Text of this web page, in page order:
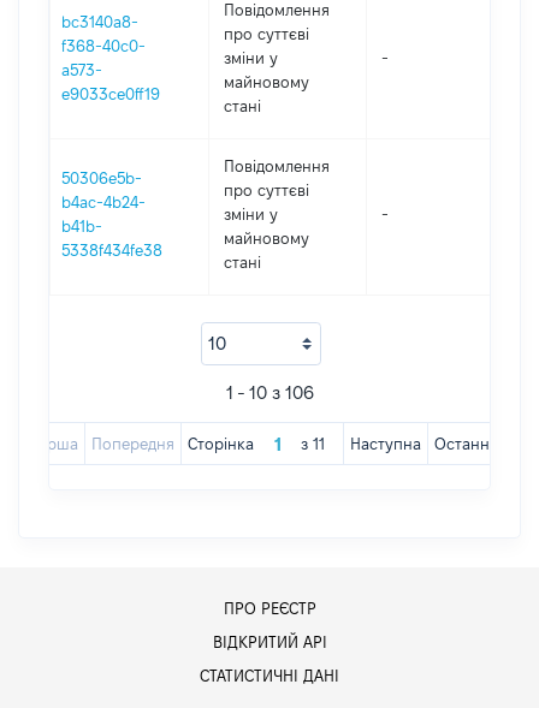
bc3140a8-
f368-40c0-
a573-
e9033ce0ff19
Повідомлення
про суттєві
зміни y
майновому
стані
-
50306e5b-
b4ac-4b24-
b41b-
5338f434fe38
Повідомлення
про суттєві
зміни y
майновому
стані
-
1 - 10 з 106
Перша Попередня Сторінка з 11 Наступна Остання
ПРО РЕЄСТР
ВІДКРИТИЙ АРІ
СТАТИСТИЧНІ ДАНІ